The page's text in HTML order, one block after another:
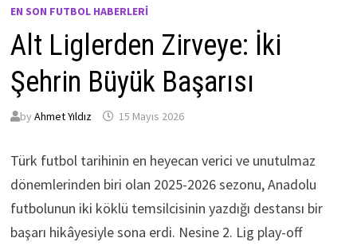
EN SON FUTBOL HABERLERI
Alt Liglerden Zirveye: İki
Şehrin Büyük Başarısı
by Ahmet Yıldız 15 Mayıs 2026
Türk futbol tarihinin en heyecan verici ve unutulmaz
dönemlerinden biri olan 2025-2026 sezonu, Anadolu
futbolunun iki köklü temsilcisinin yazdığı destansı bir
başarı hikâyesiyle sona erdi. Nesine 2. Lig play-off